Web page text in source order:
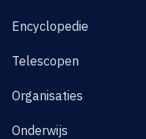
Encyclopedie
Telescopen
Organisaties
Onderwijs